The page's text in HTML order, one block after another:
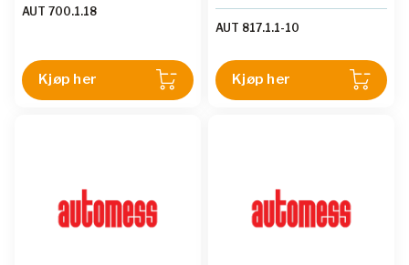
AUT 700.1.18
Kjøp her
AUT 817.1.1-10
Kjøp her